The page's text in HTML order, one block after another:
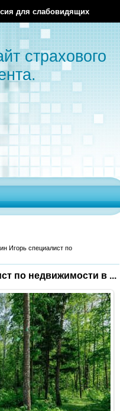
для слабовидящих
страхового
Игорь специалист по
по недвижимости в ...